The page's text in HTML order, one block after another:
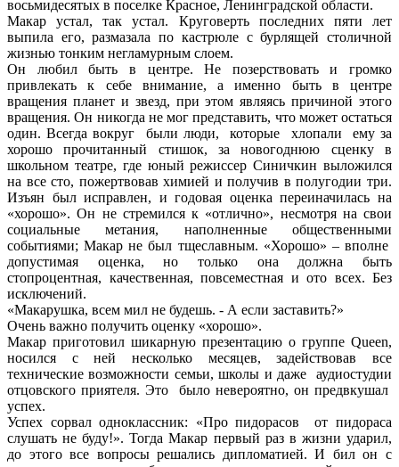
восьмидесятых в поселке Красное, Ленинградской области.
Макар устал, так устал. Круговерть последних пяти лет
выпила его, размазала по кастрюле с бурлящей столичной
жизнью тонким негламурным слоем.
Он любил быть в центре. Не позерствовать и громко
привлекать к себе внимание, а именно быть в центре
вращения планет и звезд, при этом являясь причиной этого
вращения. Он никогда не мог представить, что может остаться
один. Всегда вокруг были люди, которые хлопали ему за
хорошо прочитанный стишок, за новогоднюю сценку в
школьном театре, где юный режиссер Синичкин выложился
на все сто, пожертвовав химией и получив в полугодии три.
Изъян был исправлен, и годовая оценка переиначилась на
«хорошо». Он не стремился к «отлично», несмотря на свои
социальные метания, наполненные общественными
событиями; Макар не был тщеславным. «Хорошо» – вполне
допустимая оценка, но только она должна быть
стопроцентная, качественная, повсеместная и ото всех. Без
исключений.
«Макарушка, всем мил не будешь. - А если заставить?»
Очень важно получить оценку «хорошо».
Макар приготовил шикарную презентацию о группе Queen,
носился с ней несколько месяцев, задействовав все
технические возможности семьи, школы и даже аудиостудии
отцовского приятеля. Это было невероятно, он предвкушал
успех.
Успех сорвал одноклассник: «Про пидорасов от пидораса
слушать не буду!». Тогда Макар первый раз в жизни ударил,
до этого все вопросы решались дипломатией. И бил он с